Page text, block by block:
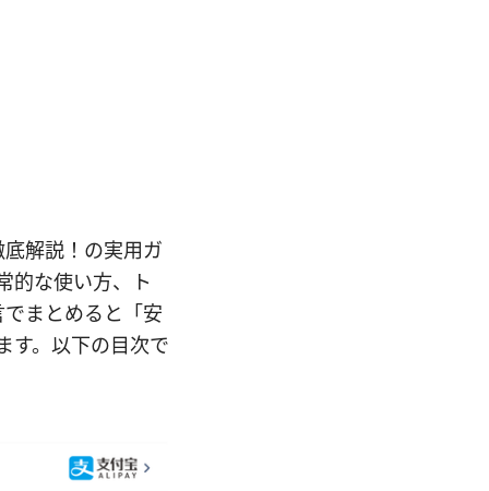
解説！の実用ガ
的な使い方、ト
まとめると「安
す。以下の目次で